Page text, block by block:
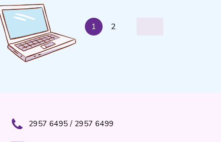
1 2
2957 6495 / 2957 6499